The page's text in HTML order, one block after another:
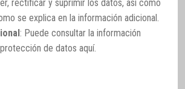
rectificar y suprimir los datos, así como
se explica en la información adicional.
: Puede consultar la información
de datos aquí.